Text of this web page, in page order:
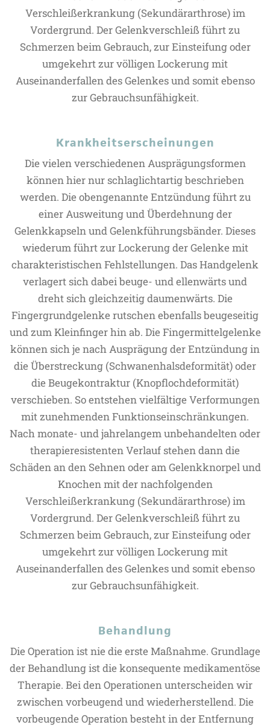
Verschleißerkrankung (Sekundärarthrose) im
Vordergrund. Der Gelenkverschleiß führt zu
Schmerzen beim Gebrauch, zur Einsteifung oder
umgekehrt zur völligen Lockerung mit
Auseinanderfallen des Gelenkes und somit ebenso
zur Gebrauchsunfähigkeit.
Krankheitserscheinungen
Die vielen verschiedenen Ausprägungsformen
können hier nur schlaglichtartig beschrieben
werden. Die obengenannte Entzündung führt zu
einer Ausweitung und Überdehnung der
Gelenkkapseln und Gelenkführungsbänder. Dieses
wiederum führt zur Lockerung der Gelenke mit
charakteristischen Fehlstellungen. Das Handgelenk
verlagert sich dabei beuge- und ellenwärts und
dreht sich gleichzeitig daumenwärts. Die
Fingergrundgelenke rutschen ebenfalls beugeseitig
und zum Kleinfinger hin ab. Die Fingermittelgelenke
können sich je nach Ausprägung der Entzündung in
die Überstreckung (Schwanenhalsdeformität) oder
die Beugekontraktur (Knopflochdeformität)
verschieben. So entstehen vielfältige Verformungen
mit zunehmenden Funktionseinschränkungen.
Nach monate- und jahrelangem unbehandelten oder
therapieresistenten Verlauf stehen dann die
Schäden an den Sehnen oder am Gelenkknorpel und
Knochen mit der nachfolgenden
Verschleißerkrankung (Sekundärarthrose) im
Vordergrund. Der Gelenkverschleiß führt zu
Schmerzen beim Gebrauch, zur Einsteifung oder
umgekehrt zur völligen Lockerung mit
Auseinanderfallen des Gelenkes und somit ebenso
zur Gebrauchsunfähigkeit.
Behandlung
Die Operation ist nie die erste Maßnahme. Grundlage
der Behandlung ist die konsequente medikamentöse
Therapie. Bei den Operationen unterscheiden wir
zwischen vorbeugend und wiederherstellend. Die
vorbeugende Operation besteht in der Entfernung